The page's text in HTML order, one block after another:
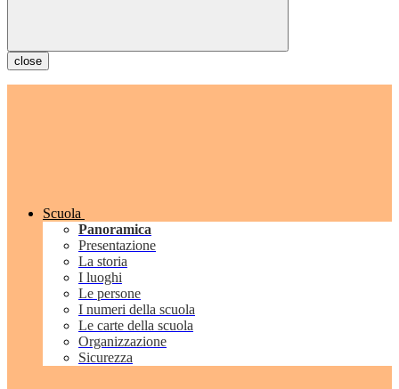
close
Scuola
Panoramica
Presentazione
La storia
I luoghi
Le persone
I numeri della scuola
Le carte della scuola
Organizzazione
Sicurezza